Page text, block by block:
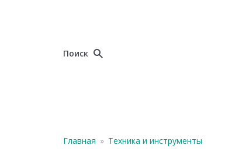
Поиск
Главная » Техника и инструменты